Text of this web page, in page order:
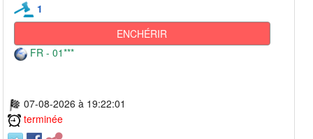
1
ENCHÉRIR
FR - 01***
07-08-2026 à 19:22:01
terminée